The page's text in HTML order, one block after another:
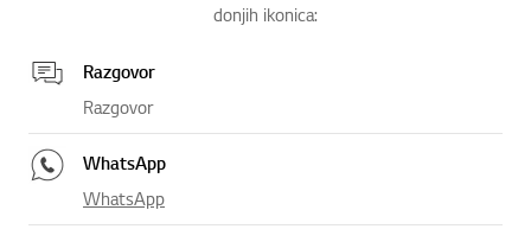
donjih ikonica:
Razgovor
Razgovor
WhatsApp
WhatsApp